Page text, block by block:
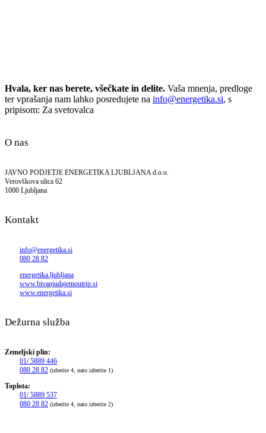
Hvala, ker nas berete, všečkate in delite. Vaša mnenja, predloge
ter vprašanja nam lahko posredujete na info@energetika.si, s
pripisom: Za svetovalca
O nas
JAVNO PODJETJE ENERGETIKA LJUBLJANA d.o.o.
Verovškova ulica 62
1000 Ljubljana
Kontakt
info@energetika.si
080 28 82
energetika.ljubljana
www.bivanjudajemoutrip.si
www.energetika.si
Dežurna služba
Zemeljski plin:
01/ 5889 446
080 28 82 (izberite 4, nato izberite 1)
Toplota:
01/ 5889 537
080 28 82 (izberite 4, nato izberite 2)